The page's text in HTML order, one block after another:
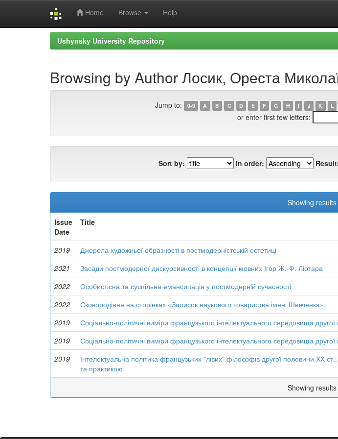
Home Browse Help
Ushynsky University Repository
Browsing by Author Лосик, Ореста
Jump to: 0-9 A B C D E F G H I J K L
or enter first few letters:
Sort by: In order:
Showing
Issue
Date
Title
2019 Джерела художньої образності в постмодерністській естетиці
2021
Засади постмодерної дискурсивності в концепції мовних Ігор Ж.-Ф. Ліотара
2022
Особистісна та суспільна емансипація у постмодерній сучасності
2022
Сковородіана на сторінках «Записок наукового товариства імені Шевченка»
2019
Соціально-політичні виміри французького інтелектуального середовища
2019
Соціально-політичні виміри французького інтелектуального середовища
2019
Інтелектуальна політика французьких "лівих" філософів другої половини ХХ ст.;
та практикою
Showing